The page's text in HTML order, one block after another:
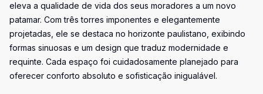
eleva a qualidade de vida dos seus moradores a um novo
patamar. Com três torres imponentes e elegantemente
projetadas, ele se destaca no horizonte paulistano, exibindo
formas sinuosas e um design que traduz modernidade e
requinte. Cada espaço foi cuidadosamente planejado para
oferecer conforto absoluto e sofisticação inigualável.